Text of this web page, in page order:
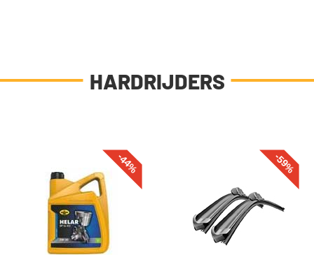
HARDRIJDERS
-44% -59%